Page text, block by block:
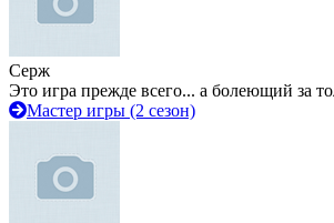
Серж
Это игра прежде всего... а болеющий за
Мастер игры (2 сезон)